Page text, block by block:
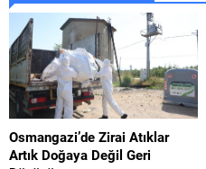
Osmangazi’de Zirai Atıklar
Artık Doğaya Değil Geri